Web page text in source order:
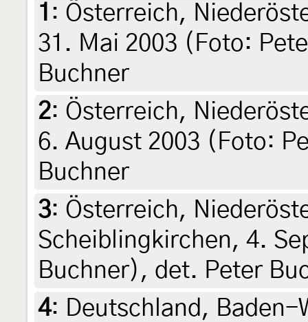
1 : Österreich,
31. Mai 2003 (Foto:
Buchner
2: Österreich,
6. August 2003 (Foto:
Buchner
3: Österreich,
Scheiblingkirchen, 4.
Buchner), det. Peter
4: Deutschland,